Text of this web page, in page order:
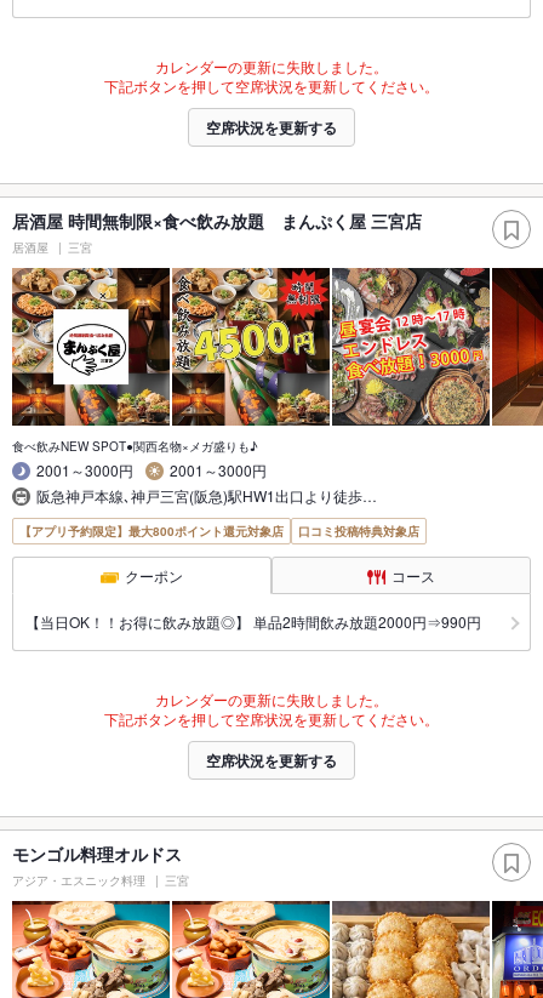
カレンダーの更新に失敗しました。
下記ボタンを押して空席状況を更新してください。
空席状況を更新する
居酒屋 時間無制限×食べ飲み放題 まんぷく屋 三宮店
居酒屋 三宮
食べ飲みNEW SPOT●関西名物×メガ盛りも♪
2001～3000円
2001～3000円
阪急神戸本線､神戸三宮(阪急)駅HW1出口より徒歩…
【アプリ予約限定】最大800ポイント還元対象店 口コミ投稿特典対象店
クーポン コース
【当日OK！！お得に飲み放題◎】 単品2時間飲み放題2000円⇒990円
カレンダーの更新に失敗しました。
下記ボタンを押して空席状況を更新してください。
空席状況を更新する
モンゴル料理オルドス
アジア・エスニック料理 三宮